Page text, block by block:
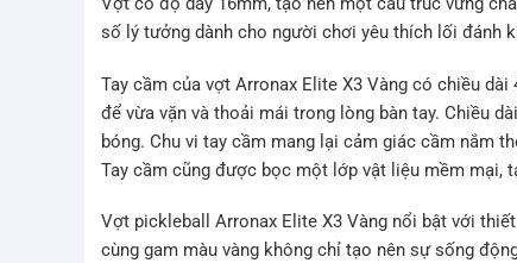
số lý tưởng dành cho người chơi yêu thích lối đánh
Tay cầm của vợt Arronax Elite X3 Vàng có chiều
để vừa vặn và thoải mái trong lòng bàn tay. Chiều
bóng. Chu vi tay cầm mang lại cảm giác cầm nắm
Tay cầm cũng được bọc một lớp vật liệu mềm
Vợt pickleball Arronax Elite X3 Vàng nổi bật với
cùng gam màu vàng không chỉ tạo nên sự sống